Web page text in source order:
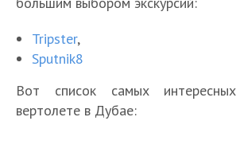
Tripster,
Sputnik8
Вот список самых
вертолете в Дубае: